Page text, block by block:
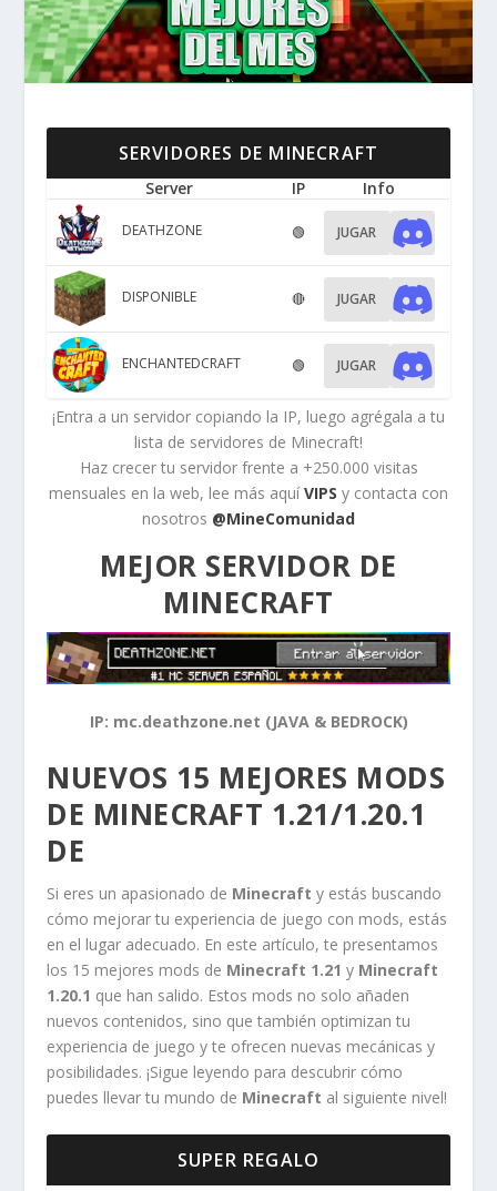
SERVIDORES DE MINECRAFT
Server IP Info
DEATHZONE 🟢 JUGAR
DISPONIBLE 🔴 JUGAR
ENCHANTEDCRAFT 🟢 JUGAR
¡Entra a un servidor copiando la IP, luego agrégala a tu
lista de servidores de Minecraft!
Haz crecer tu servidor frente a +250.000 visitas
mensuales en la web, lee más aquí VIPS y contacta con
nosotros @MineComunidad
MEJOR SERVIDOR DE
MINECRAFT
IP: mc.deathzone.net (JAVA & BEDROCK)
NUEVOS 15 MEJORES MODS
DE MINECRAFT 1.21/1.20.1
DE
Si eres un apasionado de Minecraft y estás buscando
cómo mejorar tu experiencia de juego con mods, estás
en el lugar adecuado. En este artículo, te presentamos
los 15 mejores mods de Minecraft 1.21 y Minecraft
1.20.1 que han salido. Estos mods no solo añaden
nuevos contenidos, sino que también optimizan tu
experiencia de juego y te ofrecen nuevas mecánicas y
posibilidades. ¡Sigue leyendo para descubrir cómo
puedes llevar tu mundo de Minecraft al siguiente nivel!
SUPER REGALO